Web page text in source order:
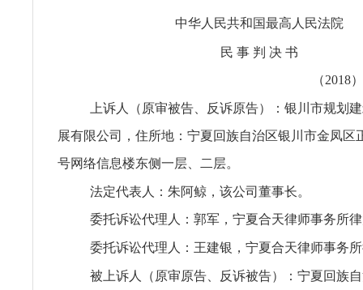
中华人民共和国最高人民法院
民 事 判 决 书
（2018
上诉人（原审被告、反诉原告）：银川市规划
展有限公司，住所地：宁夏回族自治区银川市金凤区
号网络信息楼东侧一层、二层。
法定代表人：朱阿鲸，该公司董事长。
委托诉讼代理人：郭军，宁夏合天律师事务所
委托诉讼代理人：王建银，宁夏合天律师事务
被上诉人（原审原告、反诉被告）：宁夏回族